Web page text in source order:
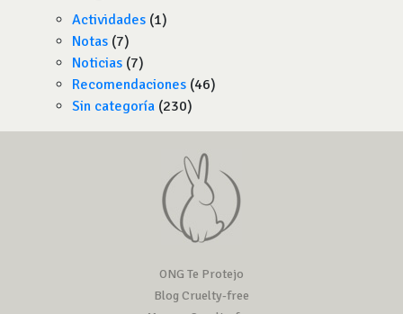
Actividades (1)
Notas (7)
Noticias (7)
Recomendaciones (46)
Sin categoría (230)
ONG Te Protejo
Blog Cruelty-free